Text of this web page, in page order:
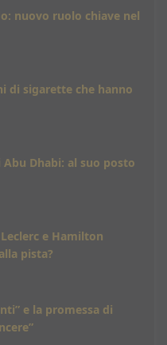
nuovo ruolo chiave nel
di sigarette che hanno
Dhabi: al suo posto
e Hamilton
pista?
e la promessa di